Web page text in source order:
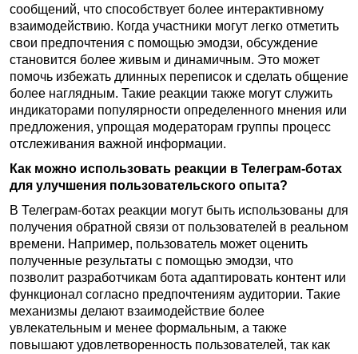
сообщений, что способствует более интерактивному
взаимодействию. Когда участники могут легко отметить
свои предпочтения с помощью эмодзи, обсуждение
становится более живым и динамичным. Это может
помочь избежать длинных переписок и сделать общение
более наглядным. Такие реакции также могут служить
индикаторами популярности определенного мнения или
предложения, упрощая модераторам группы процесс
отслеживания важной информации.
Как можно использовать реакции в Телеграм-ботах
для улучшения пользовательского опыта?
В Телеграм-ботах реакции могут быть использованы для
получения обратной связи от пользователей в реальном
времени. Например, пользователь может оценить
полученные результаты с помощью эмодзи, что
позволит разработчикам бота адаптировать контент или
функционал согласно предпочтениям аудитории. Такие
механизмы делают взаимодействие более
увлекательным и менее формальным, а также
повышают удовлетворенность пользователей, так как